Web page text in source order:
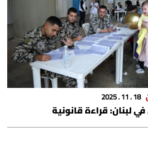
18 . 11 . 2025
لبنان: قراءة قانونية